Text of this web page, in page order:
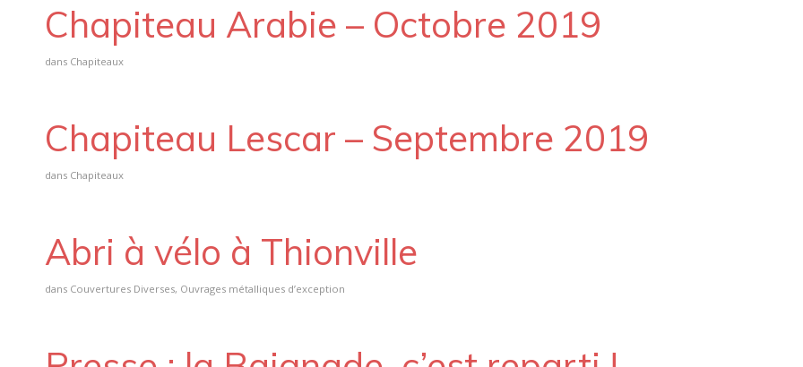
Chapiteau Arabie – Octobre 2019
dans Chapiteaux
Chapiteau Lescar – Septembre 2019
dans Chapiteaux
Abri à vélo à Thionville
dans Couvertures Diverses, Ouvrages métalliques d’exception